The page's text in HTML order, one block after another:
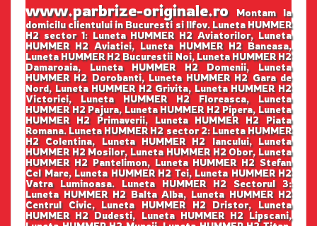
www.parbrize-originale.roMontam la
domicilu clientului in Bucuresti si Ilfov. Luneta HUMMER
H2 sector 1: Luneta HUMMER H2 Aviatorilor, Luneta
HUMMER H2 Aviatiei, Luneta HUMMER H2 Baneasa,
Luneta HUMMER H2 Bucurestii Noi, Luneta HUMMER H2
Damaroaia, Luneta HUMMER H2 Domenii, Luneta
HUMMER H2 Dorobanti, Luneta HUMMER H2 Gara de
Nord, Luneta HUMMER H2 Grivita, Luneta HUMMER H2
Victoriei, Luneta HUMMER H2 Floreasca, Luneta
HUMMER H2 Pajura, Luneta HUMMER H2 Pipera, Luneta
HUMMER H2 Primaverii, Luneta HUMMER H2 Piata
Romana. Luneta HUMMER H2 sector 2: Luneta HUMMER
H2 Colentina, Luneta HUMMER H2 Iancului, Luneta
HUMMER H2 Mosilor, Luneta HUMMER H2 Obor, Luneta
HUMMER H2 Pantelimon, Luneta HUMMER H2 Stefan
Cel Mare, Luneta HUMMER H2 Tei, Luneta HUMMER H2
Vatra Luminoasa. Luneta HUMMER H2 Sectorul 3:
Luneta HUMMER H2 Balta Alba, Luneta HUMMER H2
Centrul Civic, Luneta HUMMER H2 Dristor, Luneta
HUMMER H2 Dudesti, Luneta HUMMER H2 Lipscani,